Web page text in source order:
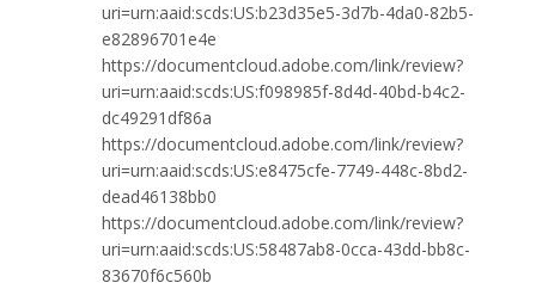
uri=urn:aaid:scds:US:b23d35e5-3d7b-4da0-82b5-
e82896701e4e
https://documentcloud.adobe.com/link/review?
uri=urn:aaid:scds:US:f098985f-8d4d-40bd-b4c2-
dc49291df86a
https://documentcloud.adobe.com/link/review?
uri=urn:aaid:scds:US:e8475cfe-7749-448c-8bd2-
dead46138bb0
https://documentcloud.adobe.com/link/review?
uri=urn:aaid:scds:US:58487ab8-0cca-43dd-bb8c-
83670f6c560b